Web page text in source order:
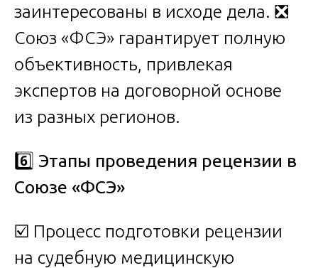
заинтересованы в исходе дела. ❎
Союз «ФСЭ» гарантирует полную
объективность, привлекая
экспертов на договорной основе
из разных регионов.
6️ Этапы проведения рецензии в
Союзе «ФСЭ»
☑️ Процесс подготовки рецензии
на судебную медицинскую